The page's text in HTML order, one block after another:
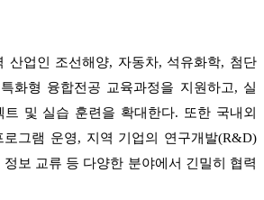
산업인 조선해양, 자동차, 석유화학, 첨단
화형 융합전공 교육과정을 지원하고, 실
및 실습 훈련을 확대한다. 또한 국내외
그램 운영, 지역 기업의 연구개발(R&D)
보 교류 등 다양한 분야에서 긴밀히 협력